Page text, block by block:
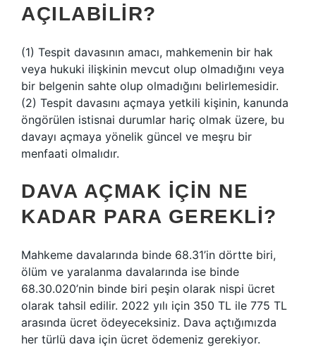
AÇILABILIR?
(1) Tespit davasının amacı, mahkemenin bir hak
veya hukuki ilişkinin mevcut olup olmadığını veya
bir belgenin sahte olup olmadığını belirlemesidir.
(2) Tespit davasını açmaya yetkili kişinin, kanunda
öngörülen istisnai durumlar hariç olmak üzere, bu
davayı açmaya yönelik güncel ve meşru bir
menfaati olmalıdır.
DAVA AÇMAK IÇIN NE
KADAR PARA GEREKLI?
Mahkeme davalarında binde 68.31’in dörtte biri,
ölüm ve yaralanma davalarında ise binde
68.30.020’nin binde biri peşin olarak nispi ücret
olarak tahsil edilir. 2022 yılı için 350 TL ile 775 TL
arasında ücret ödeyeceksiniz. Dava açtığımızda
her türlü dava için ücret ödemeniz gerekiyor.